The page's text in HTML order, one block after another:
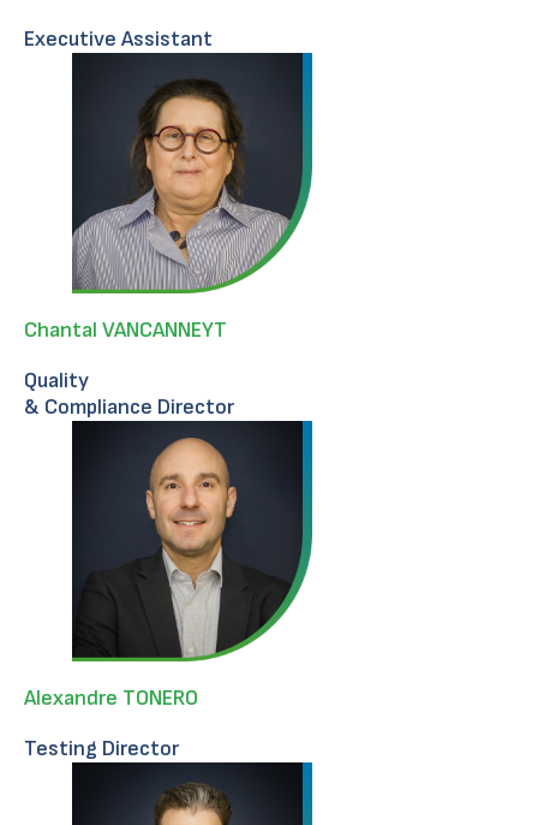
Executive Assistant
Chantal VANCANNEYT
Quality
& Compliance Director
Alexandre TONERO
Testing Director